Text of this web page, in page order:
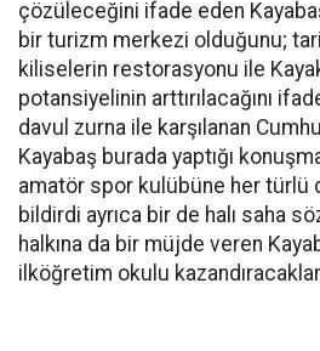
çözüleceğini ifade eden
bir turizm merkezi olduğunu;
kiliselerin restorasyonu ile
potansiyelinin arttırılacağını
davul zurna ile karşılanan
Kayabaş burada yaptığı
amatör spor kulübüne her türlü
bildirdi ayrıca bir de halı saha
halkına da bir müjde veren
ilköğretim okulu